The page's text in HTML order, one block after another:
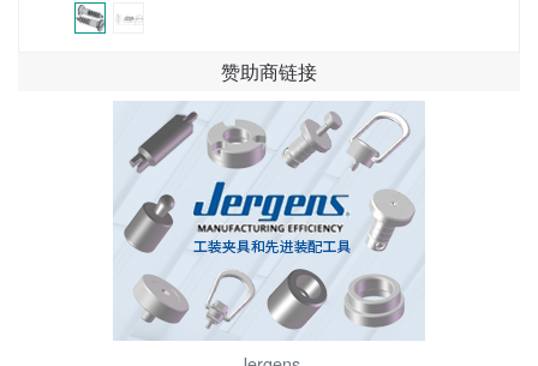
赞助商链接